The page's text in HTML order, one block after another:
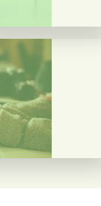
servicios o